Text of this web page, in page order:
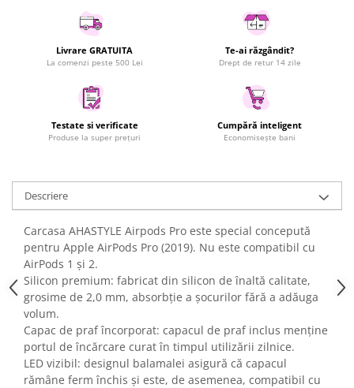
Electrocasnice & Climatizare
Accesorii si piese masini spalat
rufe si uscatoare
Accesorii si piese masini spalat
Aparate Frigorifice
Aparate Racire Aer
Aragaze si cuptoare cu microunde
Electrocasnice pentru Bucatarie
Fiare de calcat si masini de cusut
Ingrijire Locuinta
Purificatoare de aer
Fashion
Bijuterii
Ceasuri barbatesti
Ceasuri dama
Cutii, curele si accesorii ceasuri
Genti si accesorii barbati
Livrare GRATUITA
La comenzi peste 500 Lei
Te-ai răzgândit?
Drept de retur 14 zile
Testate si verificate
Produse la super prețuri
Cumpără inteligent
Economisește bani
Descriere
Carcasa AHASTYLE Airpods Pro este special concepută
pentru Apple AirPods Pro (2019). Nu este compatibil cu
AirPods 1 și 2.
Silicon premium: fabricat din silicon de înaltă calitate,
grosime de 2,0 mm, absorbție a șocurilor fără a adăuga
volum.
Capac de praf încorporat: capacul de praf inclus menține
portul de încărcare curat în timpul utilizării zilnice.
LED vizibil: designul balamalei asigură că capacul
rămâne ferm închis și este, de asemenea, compatibil cu